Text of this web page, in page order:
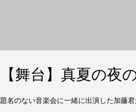
【舞台】真夏の夜
題名のない音楽会に一緒に出演した加藤